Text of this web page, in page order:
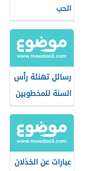
الحب
رسائل تهنئة رأس
السنة للمخطوبين
عبارات عن الخذلان